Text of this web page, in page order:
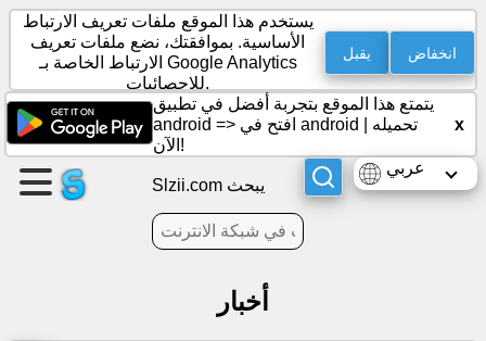
إنشاء
صفحة
إنشاء
مجموعة
يستخدم هذا الموقع ملفات تعريف الارتباط
الأساسية. بموافقتك، نضع ملفات تعريف
الارتباط الخاصة بـ Google Analytics
للإحصائيات.
يقبل انخفاض
يتمتع هذا الموقع بتجربة أفضل في تطبيق
android =>
افتح في android
تحميله
الآن!
x
عربي
Slzii.com يبحث
أخبار